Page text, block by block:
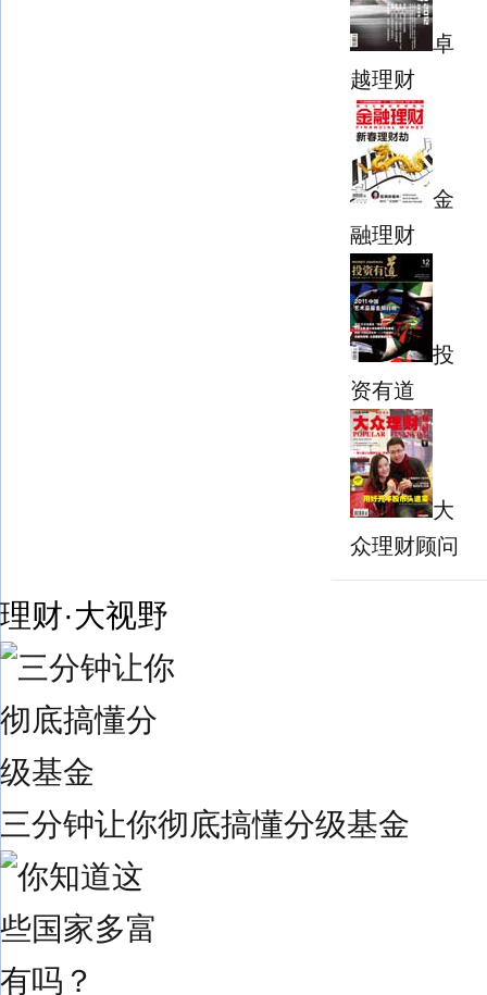
卓
越理财
金
融理财
投
资有道
大
众理财顾问
理财·大视野
三分钟让你彻底搞懂分级基金